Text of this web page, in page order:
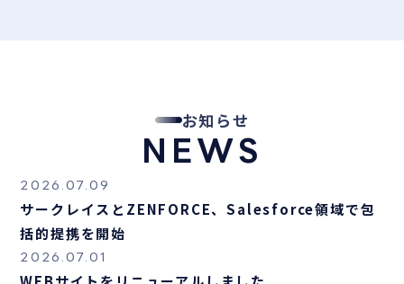
お知らせ
NEWS
2026.07.09
サークレイスとZENFORCE、Salesforce領域で包
括的提携を開始
2026.07.01